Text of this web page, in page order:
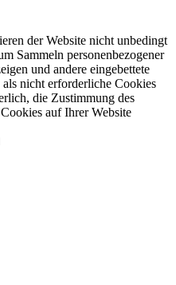
der Website nicht unbedingt
Sammeln personenbezogener
und andere eingebettete
nicht erforderliche Cookies
die Zustimmung des
auf Ihrer Website